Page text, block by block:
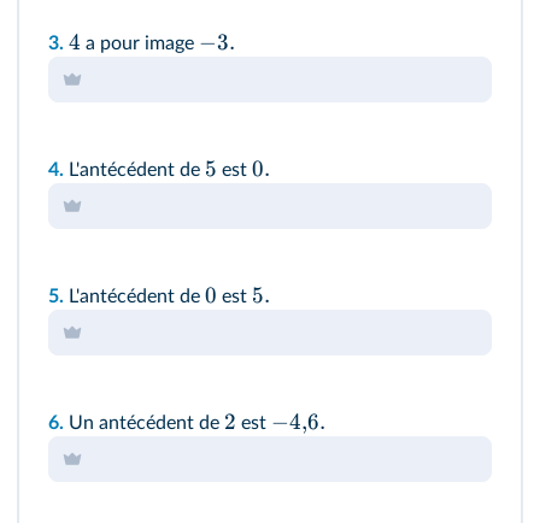
3. 4 a pour image −3.
4. L'antécédent de 5 est 0.
5. L'antécédent de 0 est 5.
6. Un antécédent de 2 est −4,6.